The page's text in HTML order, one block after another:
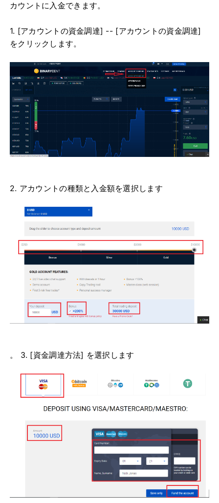
カウントに入金できます。
1. [アカウントの資金調達] -- [アカウントの資金調達]
をクリックします。
2. アカウントの種類と入金額を選択します
。 3. [資金調達方法] を選択します